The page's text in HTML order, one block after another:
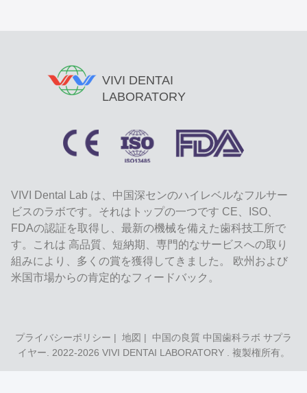
VIVI DENTAI
LABORATORY
VIVI Dental Lab は、中国深センのハイレベルなフルサー
ビスのラボです。それはトップの一つです CE、ISO、
FDAの認証を取得し、最新の機械を備えた歯科技工所で
す。これは 高品質、短納期、専門的なサービスへの取り
組みにより、多くの賞を獲得してきました。 欧州および
米国市場からの肯定的なフィードバック。
プライバシーポリシー | 地図 | 中国の良質 中国歯科ラボ サプラ
イヤー. 2022-2026 VIVI DENTAI LABORATORY. 複製権所有。